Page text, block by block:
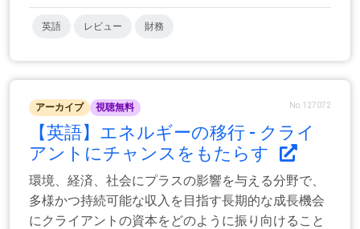
英語 レビュー 財務
アーカイブ 視聴無料 No.127072
【英語】エネルギーの移行 - クライ
アントにチャンスをもたらす
環境、経済、社会にプラスの影響を与える分野で、
多様かつ持続可能な収入を目指す長期的な成長機会
にクライアントの資本をどのように振り向けること